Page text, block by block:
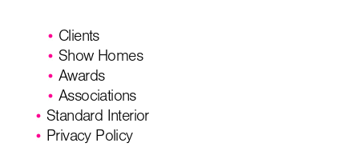
Clients
Show Homes
Awards
Associations
Standard Interior
Privacy Policy